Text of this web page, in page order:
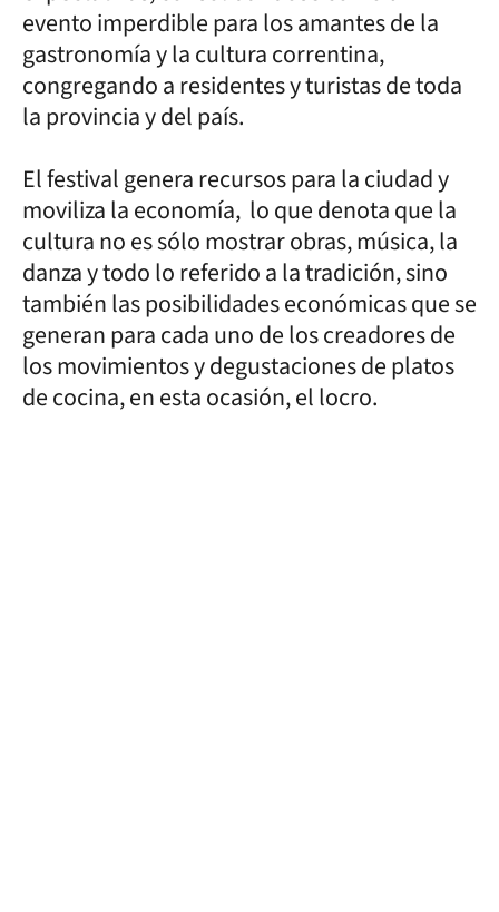
evento imperdible para los amantes de la
gastronomía y la cultura correntina,
congregando a residentes y turistas de toda
la provincia y del país.
El festival genera recursos para la ciudad y
moviliza la economía, lo que denota que la
cultura no es sólo mostrar obras, música, la
danza y todo lo referido a la tradición, sino
también las posibilidades económicas que se
generan para cada uno de los creadores de
los movimientos y degustaciones de platos
de cocina, en esta ocasión, el locro.